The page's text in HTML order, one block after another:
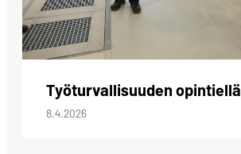
Työturvallisuuden opintiellä
8.4.2026